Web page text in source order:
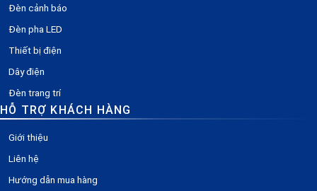
Đèn cảnh báo
Đèn pha LED
Thiết bị điện
Dây điện
Đèn trang trí
HỖ TRỢ KHÁCH HÀNG
Giới thiệu
Liên hệ
Hướng dẫn mua hàng